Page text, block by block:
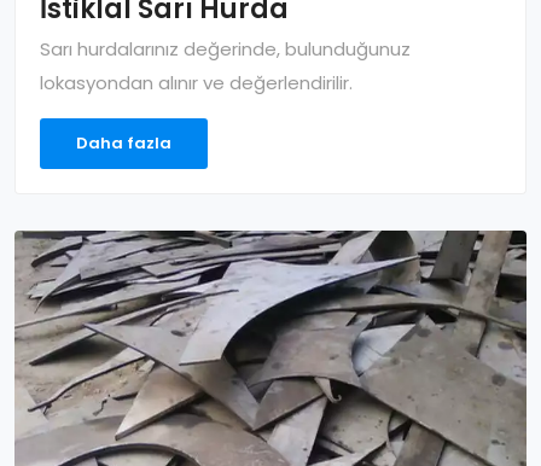
İstiklal Sarı Hurda
Sarı hurdalarınız değerinde, bulunduğunuz
lokasyondan alınır ve değerlendirilir.
Daha fazla